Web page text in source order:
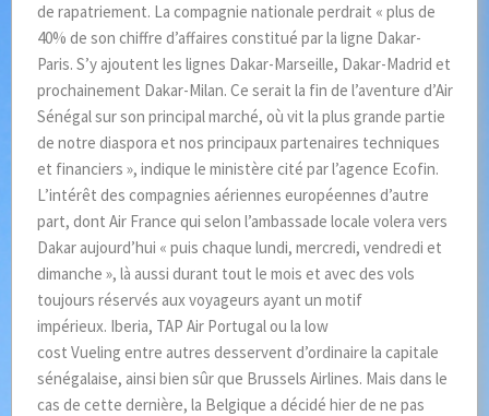
de rapatriement. La compagnie nationale perdrait « plus de
40% de son chiffre d’affaires constitué par la ligne Dakar-
Paris. S’y ajoutent les lignes Dakar-Marseille, Dakar-Madrid et
prochainement Dakar-Milan. Ce serait la fin de l’aventure d’Air
Sénégal sur son principal marché, où vit la plus grande partie
de notre diaspora et nos principaux partenaires techniques
et financiers », indique le ministère cité par l’agence Ecofin.
L’intérêt des compagnies aériennes européennes d’autre
part, dont Air France qui selon l’ambassade locale volera vers
Dakar aujourd’hui « puis chaque lundi, mercredi, vendredi et
dimanche », là aussi durant tout le mois et avec des vols
toujours réservés aux voyageurs ayant un motif
impérieux. Iberia, TAP Air Portugal ou la low
cost Vueling entre autres desservent d’ordinaire la capitale
sénégalaise, ainsi bien sûr que Brussels Airlines. Mais dans le
cas de cette dernière, la Belgique a décidé hier de ne pas